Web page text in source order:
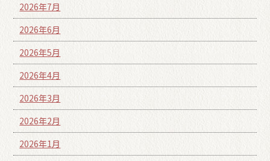
2026年7月
2026年6月
2026年5月
2026年4月
2026年3月
2026年2月
2026年1月